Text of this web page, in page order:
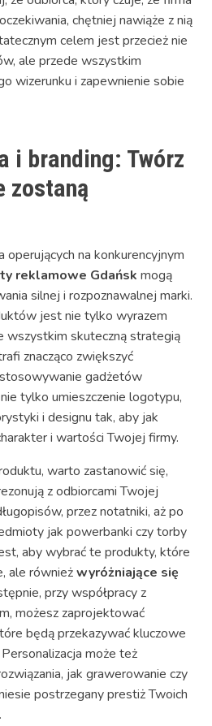
chętniej nawiąże z nią
celem jest przecież nie
ale przede wszystkim
wizerunku i zapewnienie sobie
i branding: Twórz
zostaną
operujących na konkurencyjnym
reklamowe Gdańsk mogą
silnej i rozpoznawalnej marki.
jest nie tylko wyrazem
wszystkim skuteczną strategią
znacząco zwiększyć
gadżetów
tylko umieszczenie logotypu,
i designu tak, aby jak
i wartości Twojej firmy.
warto zastanowić się,
z odbiorcami Twojej
przez notatniki, aż po
jak powerbanki czy torby
aby wybrać te produkty, które
ale równieżwyróżniające się
przy współpracy z
możesz zaprojektować
będą przekazywać kluczowe
może też
jak grawerowanie czy
postrzegany prestiż Twoich